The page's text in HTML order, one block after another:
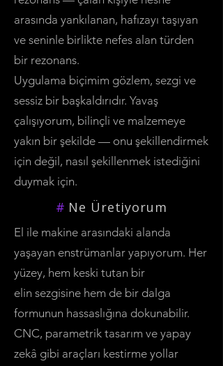
arasında yankılanan, hafızayı taşıyan
ve seninle birlikte nefes alan türden
bir rezonans.
Uygulama biçimim gözlem, sezgi ve
sessiz bir başkaldırıdır. Yavaş
çalışıyorum, bilinçli ve malzemeye
yakın bir şekilde — onu şekillendirmek
için değil, nasıl şekillenmek istediğini
duymak için.
# Ne Üretiyorum
El ile makine arasındaki alanda
yaşayan enstrümanlar yapıyorum. Her
yüzey, hem keski tutan bir
elin sezgisine hem de bir dalga
formunun hassaslığına dokunabilir.
CNC, parametrik tasarım ve yapay
zekâ gibi araçları kestirme yollar